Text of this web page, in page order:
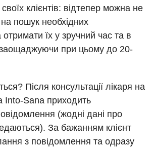
томографія
відділення
клієнтів: відтепер можна не
пошук необхідних
їх у зручний час та в
заощаджуючи при цьому до 20-
Після консультації лікаря на
Into-Sana приходить
(жодні дані про
За бажанням клієнт
з повідомлення та одразу